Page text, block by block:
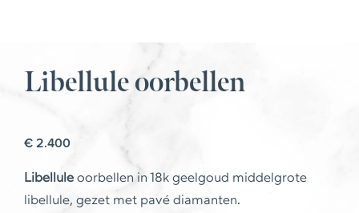
Libellule oorbellen
€2.400
Libellule oorbellen in 18k geelgoud middelgrote
libellule, gezet met pavé diamanten.